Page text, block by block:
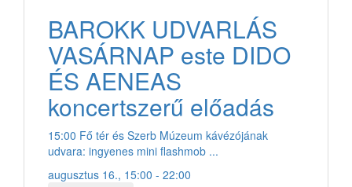
BAROKK UDVARLÁS
VASÁRNAP este DIDO
ÉS AENEAS
koncertszerű előadás
15:00 Fő tér és Szerb Múzeum kávézójának
udvara: ingyenes mini flashmob ...
augusztus 16., 15:00 - 22:00